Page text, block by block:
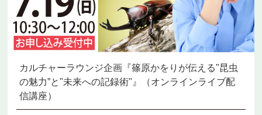
カルチャーラウンジ企画『篠原かをりが伝える"昆虫
の魅力”と"未来への記録術"』（オンラインライブ配
信講座）